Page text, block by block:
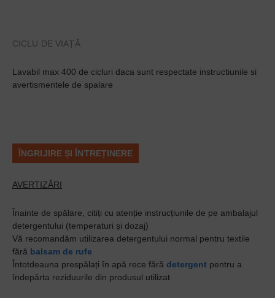
CICLU DE VIAȚĂ
Lavabil max 400 de cicluri daca sunt respectate instructiunile si
avertismentele de spalare
ÎNGRIJIRE ȘI ÎNTREȚINERE
AVERTIZĂRI
Înainte de spălare, citiți cu atenție instrucțiunile de pe ambalajul
detergentului (temperaturi și dozaj)
Vă recomandăm utilizarea detergentului normal pentru textile
fără balsam de rufe
Întotdeauna prespălați în apă rece fără detergent pentru a
îndepărta reziduurile din produsul utilizat